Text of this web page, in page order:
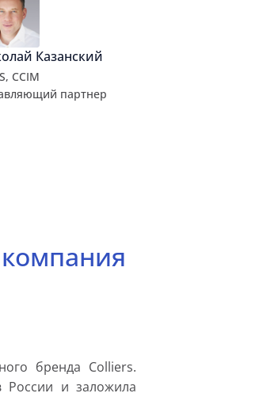
Казанский
CCIM
партнер
бренда Colliers.
России и заложила